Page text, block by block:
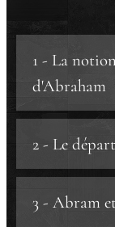
1 - La
d'Abraham
b) Le temps
2 - Le
3 - Abram